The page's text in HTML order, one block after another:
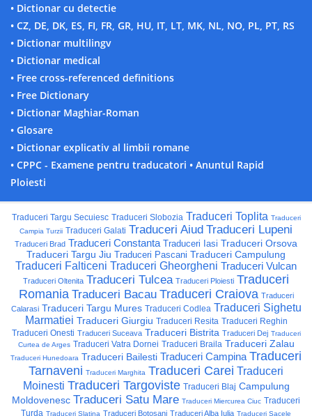
• Dictionar cu detectie
• CZ, DE, DK, ES, FI, FR, GR, HU, IT, LT, MK, NL, NO, PL, PT, RS
• Dictionar multilingv
• Dictionar medical
• Free cross-referenced definitions
• Free Dictionary
• Dictionar Maghiar-Roman
• Glosare
• Dictionar explicativ al limbii romane
• CPPC - Examene pentru traducatori • Anuntul Rapid
Ploiesti
Traduceri Targu Secuiesc Traduceri Slobozia Traduceri Toplita Traduceri
Campia Turzii Traduceri Galati Traduceri Aiud Traduceri Lupeni
Traduceri Brad Traduceri Constanta Traduceri Iasi Traduceri Orsova
Traduceri Targu Jiu Traduceri Pascani Traduceri Campulung
Traduceri Falticeni Traduceri Gheorgheni Traduceri Vulcan
Traduceri Oltenita Traduceri Tulcea Traduceri Ploiesti Traduceri
Romania Traduceri Bacau Traduceri Craiova Traduceri
Calarasi Traduceri Targu Mures Traduceri Codlea Traduceri Sighetu
Marmatiei Traduceri Giurgiu Traduceri Resita Traduceri Reghin
Traduceri Onesti Traduceri Suceava Traduceri Bistrita Traduceri Dej Traduceri
Curtea de Arges Traduceri Vatra Dornei Traduceri Braila Traduceri Zalau
Traduceri Hunedoara Traduceri Bailesti Traduceri Campina Traduceri
Tarnaveni Traduceri Marghita Traduceri Carei Traduceri
Moinesti Traduceri Targoviste Traduceri Blaj Campulung
Moldovenesc Traduceri Satu Mare Traduceri Miercurea Ciuc Traduceri
Turda Traduceri Slatina Traduceri Botosani Traduceri Alba Iulia Traduceri Sacele